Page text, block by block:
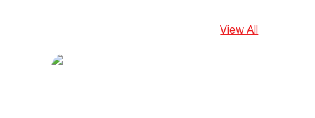
View All